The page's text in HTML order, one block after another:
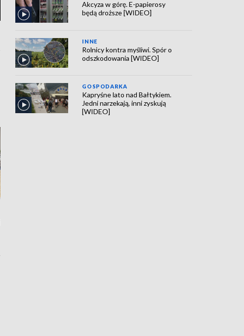
Akcyza w górę. E-papierosy
będą droższe [WIDEO]
INNE
Rolnicy kontra myśliwi. Spór o
odszkodowania [WIDEO]
GOSPODARKA
Kapryśne lato nad Bałtykiem.
Jedni narzekają, inni zyskują
[WIDEO]